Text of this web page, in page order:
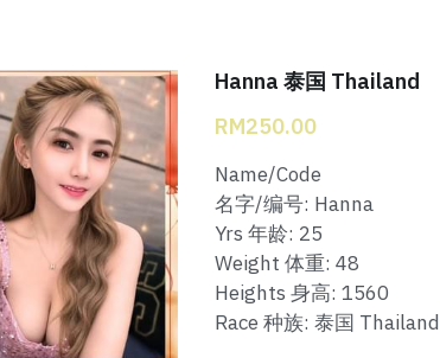
Hanna 泰国 Thailand
RM250.00
Name/Code
名字/编号: Hanna
Yrs 年龄: 25
Weight 体重: 48
Heights 身高: 1560
Race 种族: 泰国 Thailand